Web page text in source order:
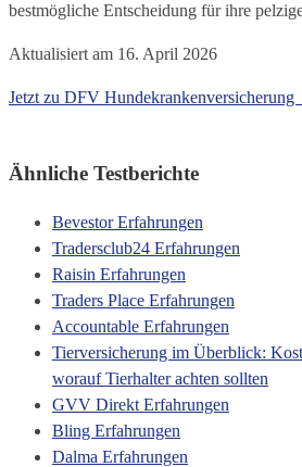
bestmögliche Entscheidung für ihre
Aktualisiert am 16. April 2026
Jetzt zu DFV
Ähnliche Testberichte
Bevestor Erfahrungen
Tradersclub24 Erfahrungen
Raisin Erfahrungen
Traders Place Erfahrungen
Accountable Erfahrungen
Tierversicherung im Überblick:
worauf Tierhalter achten sollten
GVV Direkt Erfahrungen
Bling Erfahrungen
Dalma Erfahrungen